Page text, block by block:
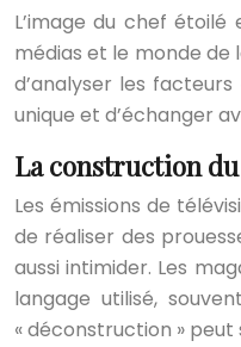
L’image du chef
médias et le monde
d’analyser les
unique et d’échanger
La construction
Les émissions de
de réaliser des
aussi intimider. Les
langage utilisé,
« déconstruction »